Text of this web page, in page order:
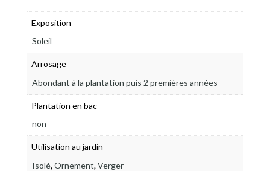
Exposition
Soleil
Arrosage
Abondant à la plantation puis 2 premières années
Plantation en bac
non
Utilisation au jardin
Isolé, Ornement Verger